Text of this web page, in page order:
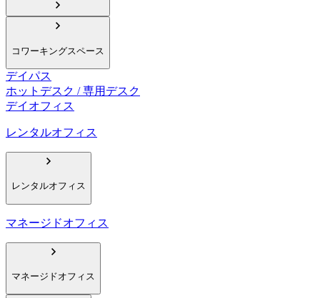
コワーキングスペース
デイパス
ホットデスク / 専用デスク
デイオフィス
レンタルオフィス
レンタルオフィス
マネージドオフィス
マネージドオフィス